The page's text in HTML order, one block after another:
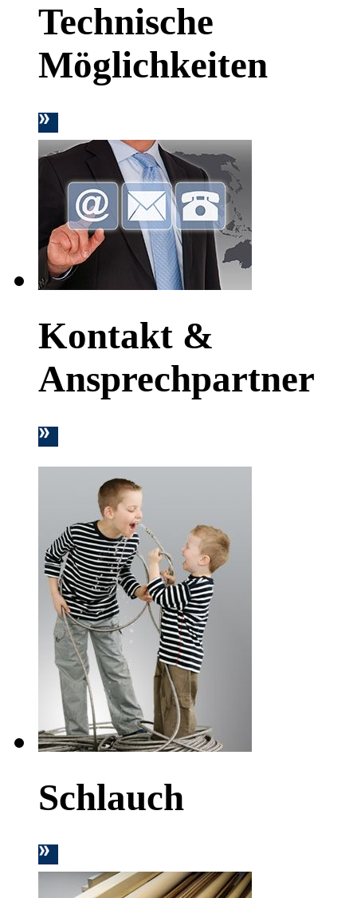
Technische
Möglichkeiten
Kontakt &
Ansprechpartner
Schlauch